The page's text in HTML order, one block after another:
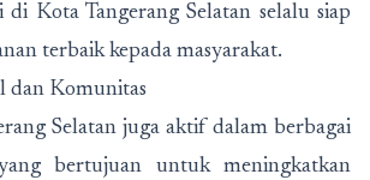
Kota Tangerang Selatan selalu siap
terbaik kepada masyarakat.
dan Komunitas
Selatan juga aktif dalam berbagai
bertujuan untuk meningkatkan